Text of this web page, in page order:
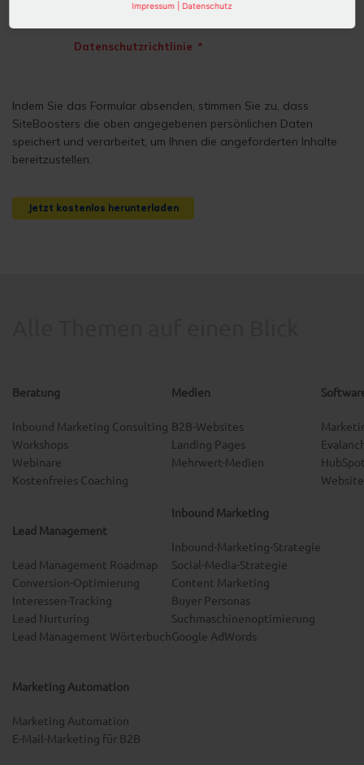
dazu, wie wir Ihre Privatsphäre schützen und
respektieren, finden Sie in unserer
Datenschutzrichtlinie *
Indem Sie das Formular absenden, stimmen Sie zu, dass
SiteBoosters die oben angegebenen persönlichen Daten
speichert und verarbeitet, um Ihnen die angeforderten Inhalte
bereitzustellen.
Beratung
Inbound Marketing Consulting
Workshops
Webinare
Kostenfreies Coaching
Lead Management
Lead Management Roadmap
Conversion-Optimierung
Interessen-Tracking
Lead Nurturing
Lead Management Wörterbuch
Marketing Automation
Marketing Automation
E-Mail-Marketing für B2B
Medien
B2B-Websites
Landing Pages
Mehrwert-Medien
Inbound Marketing
Inbound-Marketing-Strategie
Social-Media-Strategie
Content Marketing
Buyer Personas
Suchmaschinenoptimierung
Google AdWords
Impressum Datenschutz